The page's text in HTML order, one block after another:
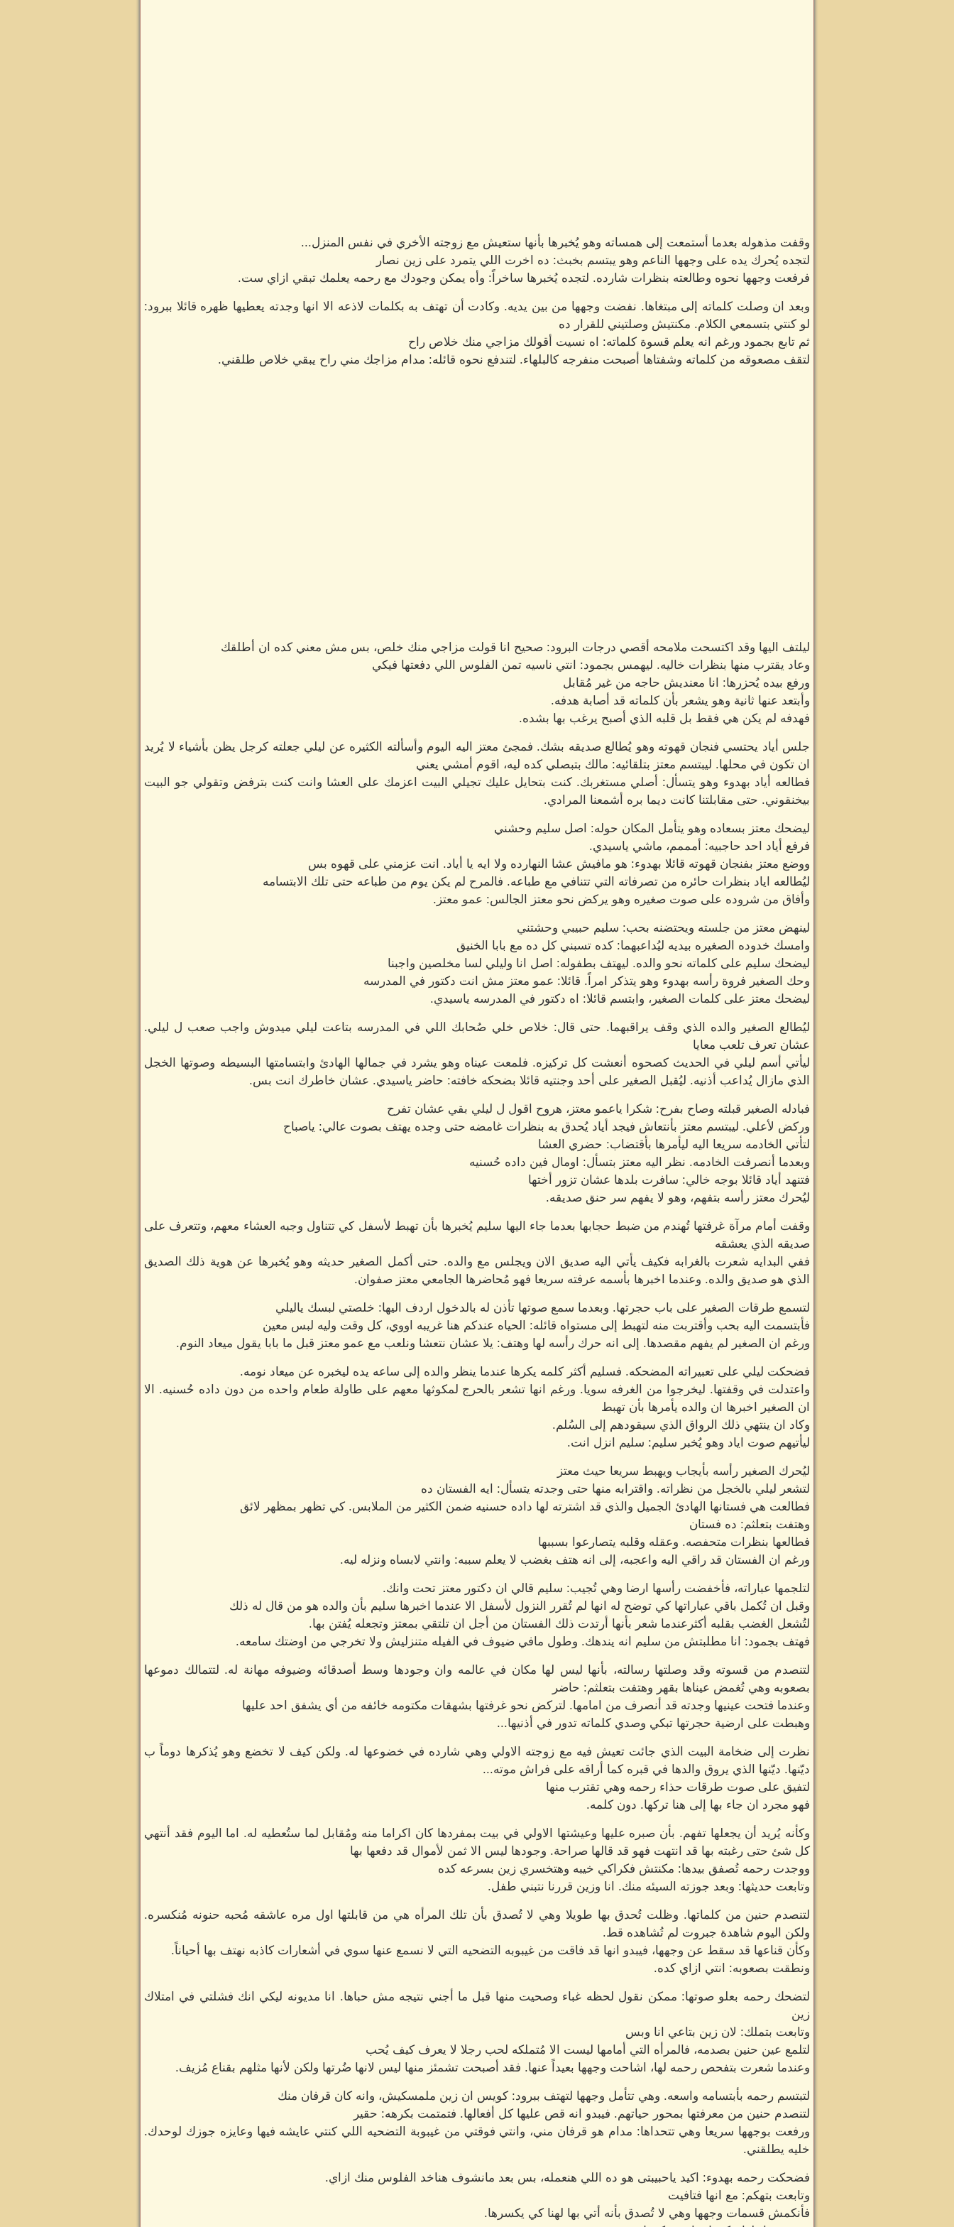
وقفت مذهوله بعدما أستمعت إلى همساته وهو يُخبرها بأنها ستعيش مع زوجته الأخري في نفس المنزل...
لتجده يُحرك يده على وجهها الناعم وهو يبتسم بخبث: ده اخرت اللي يتمرد على زين نصار
فرفعت وجهها نحوه وطالعته بنظرات شارده. لتجده يُخبرها ساخراً: وأه يمكن وجودك مع رحمه يعلمك تبقي ازاي ست.
وبعد ان وصلت كلماته إلى مبتغاها. نفضت وجهها من بين يديه. وكادت أن تهتف به بكلمات لاذعه الا انها وجدته يعطيها ظهره قائلا ببرود:
لو كنتي بتسمعي الكلام. مكنتيش وصلتيني للقرار ده
ثم تابع بجمود ورغم انه يعلم قسوة كلماته: اه نسيت أقولك مزاجي منك خلاص راح
لتقف مصعوقه من كلماته وشفتاها أصبحت منفرجه كالبلهاء. لتندفع نحوه قائله: مدام مزاجك مني راح يبقي خلاص طلقني.
ليلتف اليها وقد اكتسحت ملامحه أقصي درجات البرود: صحيح انا قولت مزاجي منك خلص، بس مش معني كده ان أطلقك
وعاد يقترب منها بنظرات خاليه. ليهمس بجمود: انتي ناسيه تمن الفلوس اللي دفعتها فيكي
ورفع بيده يُحزرها: انا معنديش حاجه من غير مُقابل
وأبتعد عنها ثانية وهو يشعر بأن كلماته قد أصابة هدفه.
فهدفه لم يكن هي فقط بل قلبه الذي أصبح يرغب بها بشده.
جلس أياد يحتسي فنجان قهوته وهو يُطالع صديقه بشك. فمجئ معتز اليه اليوم وأسألته الكثيره عن ليلي جعلته كرجل يظن بأشياء لا يُريد
ان تكون في محلها. ليبتسم معتز بتلقائيه: مالك بتبصلي كده ليه، اقوم أمشي يعني
فطالعه أياد بهدوء وهو يتسأل: أصلي مستغربك. كنت بتحايل عليك تجيلي البيت اعزمك على العشا وانت كنت بترفض وتقولي جو البيت
بيخنقوني. حتى مقابلتنا كانت ديما بره أشمعنا المرادي.
ليضحك معتز بسعاده وهو يتأمل المكان حوله: اصل سليم وحشني
فرفع أياد احد حاجبيه: أمممم، ماشي ياسيدي.
ووضع معتز بفنجان قهوته قائلا بهدوء: هو مافيش عشا النهارده ولا ايه يا أياد. انت عزمني على قهوه بس
ليُطالعه اياد بنظرات حائره من تصرفاته التي تتنافي مع طباعه. فالمرح لم يكن يوم من طباعه حتى تلك الابتسامه
وأفاق من شروده على صوت صغيره وهو يركض نحو معتز الجالس: عمو معتز.
لينهض معتز من جلسته ويحتضنه بحب: سليم حبيبي وحشتني
وامسك خدوده الصغيره بيديه ليُداعبهما: كده تسبني كل ده مع بابا الخنيق
ليضحك سليم على كلماته نحو والده. ليهتف بطفوله: اصل انا وليلي لسا مخلصين واجبنا
وحك الصغير فروة رأسه بهدوء وهو يتذكر امراً. قائلا: عمو معتز مش انت دكتور في المدرسه
ليضحك معتز على كلمات الصغير، وابتسم قائلا: اه دكتور في المدرسه ياسيدي.
ليُطالع الصغير والده الذي وقف يراقبهما. حتى قال: خلاص خلي صُحابك اللي في المدرسه بتاعت ليلي ميدوش واجب صعب ل ليلي.
عشان تعرف تلعب معايا
ليأتي أسم ليلي في الحديث كصحوه أنعشت كل تركيزه. فلمعت عيناه وهو يشرد في جمالها الهادئ وابتسامتها البسيطه وصوتها الخجل
الذي مازال يُداعب أذنيه. ليُقبل الصغير على أحد وجنتيه قائلا بضحكه خافته: حاضر ياسيدي. عشان خاطرك انت بس.
فبادله الصغير قبلته وصاح بفرح: شكرا ياعمو معتز، هروح اقول ل ليلي بقي عشان تفرح
وركض لأعلي. ليبتسم معتز بأنتعاش فيجد أياد يُحدق به بنظرات غامضه حتى وجده يهتف بصوت عالي: ياصباح
لتأتي الخادمه سريعا اليه ليأمرها بأقتضاب: حضري العشا
وبعدما أنصرفت الخادمه. نظر اليه معتز بتسأل: اومال فين داده حُسنيه
فتنهد أياد قائلا بوجه خالي: سافرت بلدها عشان تزور أختها
ليُحرك معتز رأسه بتفهم، وهو لا يفهم سر حنق صديقه.
وقفت أمام مرآة غرفتها تُهندم من ضبط حجابها بعدما جاء اليها سليم يُخبرها بأن تهبط لأسفل كي تتناول وجبه العشاء معهم، وتتعرف على
صديقه الذي يعشقه
ففي البدايه شعرت بالغرابه فكيف يأتي اليه صديق الان ويجلس مع والده. حتى أكمل الصغير حديثه وهو يُخبرها عن هوية ذلك الصديق
الذي هو صديق والده. وعندما اخبرها بأسمه عرفته سريعا فهو مُحاضرها الجامعي معتز صفوان.
لتسمع طرقات الصغير على باب حجرتها. وبعدما سمع صوتها تأذن له بالدخول اردف اليها: خلصتي لبسك ياليلي
فأبتسمت اليه بحب وأقتربت منه لتهبط إلى مستواه قائله: الحياه عندكم هنا غريبه اووي، كل وقت وليه لبس معين
ورغم ان الصغير لم يفهم مقصدها. إلى انه حرك رأسه لها وهتف: يلا عشان نتعشا ونلعب مع عمو معتز قبل ما بابا يقول ميعاد النوم.
فضحكت ليلي على تعبيراته المضحكه. فسليم أكثر كلمه يكرها عندما ينظر والده إلى ساعه يده ليخبره عن ميعاد نومه.
واعتدلت في وقفتها. ليخرجوا من الغرفه سويا. ورغم انها تشعر بالحرج لمكوثها معهم على طاولة طعام واحده من دون داده حُسنيه. الا
ان الصغير اخبرها ان والده يأمرها بأن تهبط
وكاد ان ينتهي ذلك الرواق الذي سيقودهم إلى السُلم.
ليأتيهم صوت اياد وهو يُخبر سليم: سليم انزل انت.
ليُحرك الصغير رأسه بأيجاب ويهبط سريعا حيث معتز
لتشعر ليلي بالخجل من نظراته. واقترابه منها حتى وجدته يتسأل: ايه الفستان ده
فطالعت هي فستانها الهادئ الجميل والذي قد اشترته لها داده حسنيه ضمن الكثير من الملابس. كي تظهر بمظهر لائق
وهتفت بتعلثم: ده فستان
فطالعها بنظرات متحفصه. وعقله وقلبه يتصارعوا بسببها
ورغم ان الفستان قد راقي اليه واعجبه، إلى انه هتف بغضب لا يعلم سببه: وانتي لابساه ونزله ليه.
لتلجمها عباراته، فأخفضت رأسها ارضا وهي تُجيب: سليم قالي ان دكتور معتز تحت وانك.
وقبل ان تُكمل باقي عباراتها كي توضح له انها لم تُقرر النزول لأسفل الا عندما اخبرها سليم بأن والده هو من قال له ذلك
لتُشعل الغضب بقلبه أكثرعندما شعر بأنها أرتدت ذلك الفستان من أجل ان تلتقي بمعتز وتجعله يُفتن بها.
فهتف بجمود: انا مطلبتش من سليم انه يندهك. وطول مافي ضيوف في الفيله متنزليش ولا تخرجي من اوضتك سامعه.
لتنصدم من قسوته وقد وصلتها رسالته، بأنها ليس لها مكان في عالمه وان وجودها وسط أصدقائه وضيوفه مهانة له. لتتمالك دموعها
بصعوبه وهي تُغمض عيناها بقهر وهتفت بتعلثم: حاضر
وعندما فتحت عينيها وجدته قد أنصرف من امامها. لتركض نحو غرفتها بشهقات مكتومه خائفه من أي يشفق احد عليها
وهبطت على ارضية حجرتها تبكي وصدي كلماته تدور في أذنيها...
نظرت إلى ضخامة البيت الذي جائت تعيش فيه مع زوجته الاولي وهي شارده في خضوعها له. ولكن كيف لا تخضع وهو يُذكرها دوماً ب
ديّنها. ديّنها الذي يروق والدها في قبره كما أراقه على فراش موته...
لتفيق على صوت طرقات حذاء رحمه وهي تقترب منها
فهو مجرد ان جاء بها إلى هنا تركها. دون كلمه.
وكأنه يُريد أن يجعلها تفهم. بأن صبره عليها وعيشتها الاولي في بيت بمفردها كان اكراما منه ومُقابل لما ستُعطيه له. اما اليوم فقد أنتهي
كل شئ حتى رغبته بها قد انتهت فهو قد قالها صراحة. وجودها ليس الا ثمن لأموال قد دفعها بها
ووجدت رحمه تُصفق بيدها: مكنتش فكراكي خيبه وهتخسري زين بسرعه كده
وتابعت حديثها: وبعد جوزته السيئه منك. انا وزين قررنا نتبني طفل.
لتنصدم حنين من كلماتها. وظلت تُحدق بها طويلا وهي لا تُصدق بأن تلك المرأه هي من قابلتها اول مره عاشقه مُحبه حنونه مُنكسره.
ولكن اليوم شاهدة جبروت لم تُشاهده قط.
وكأن قناعها قد سقط عن وجهها، فيبدو انها قد فاقت من غيبوبه التضحيه التي لا نسمع عنها سوي في أشعارات كاذبه نهتف بها أحياناً.
ونطقت بصعوبه: انتي ازاي كده.
لتضحك رحمه بعلو صوتها: ممكن نقول لحظه غباء وصحيت منها قبل ما أجني نتيجه مش حباها. انا مديونه ليكي انك فشلتي في امتلاك
زين
وتابعت بتملك: لان زين بتاعي انا وبس
لتلمع عين حنين بصدمه، فالمرأه التي أمامها ليست الا مُتملكه لحب رجلا لا يعرف كيف يُحب
وعندما شعرت بتفحص رحمه لها، اشاحت وجهها بعيداً عنها. فقد أصبحت تشمئز منها ليس لانها ضُرتها ولكن لأنها مثلهم بقناع مُزيف.
لتبتسم رحمه بأبتسامه واسعه. وهي تتأمل وجهها لتهتف ببرود: كويس ان زين ملمسكيش، وانه كان قرفان منك
لتنصدم حنين من معرفتها بمحور حياتهم. فيبدو انه قص عليها كل أفعالها. فتمتمت بكرهه: حقير
ورفعت بوجهها سريعا وهي تتحداها: مدام هو قرفان مني، وانتي فوقتي من غيبوبة التضحيه اللي كنتي عايشه فيها وعايزه جوزك لوحدك.
خليه يطلقني.
فضحكت رحمه بهدوء: اكيد ياحبيبتى هو ده اللي هنعمله، بس بعد مانشوف هناخد الفلوس منك ازاي.
وتابعت بتهكم: مع انها فتافيت
فأنكمش قسمات وجهها وهي لا تُصدق بأنه أتي بها لهنا كي يكسرها.